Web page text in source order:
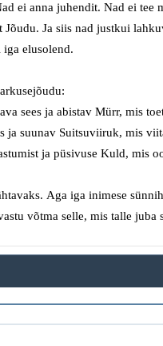
ei anna juhendit. Nad ei tee
Jõudu. Ja siis nad justkui
elusolend.
:
seesja abistav Mürr, mis
ja suunav Suitsuviiruk, mis
umistja püsivuse Kuld, mis
Aga iga inimese
võtma selle, mis talle juba